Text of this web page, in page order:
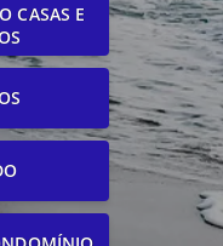
CASAS E